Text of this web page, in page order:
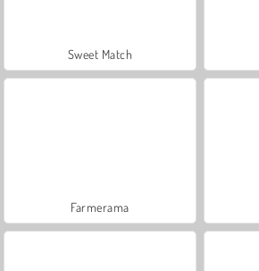
Sweet Match
Farmerama